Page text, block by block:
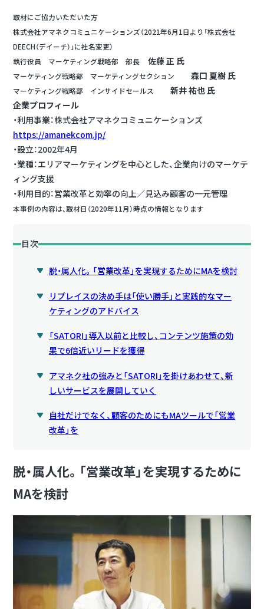
取材にご協力いただいた方
株式会社アマネクコミュニケーションズ（2021年6月1日より「株式会社
DEECH（デイーチ）」に社名変更）
執行役員 マーケティング戦略部 部長
佐藤 正 氏
マーケティング戦略部 マーケティングセクション 森口 夏樹 氏
マーケティング戦略部 インサイドセールス
新井 祐也 氏
企業プロフィール
・利用事業：株式会社アマネクコミュニケーションズ
https://amanekcom.jp/
・設立：2002年4月
・業種：エリアマーケティングを中心とした、企業向けのマーケテ
ィング支援
・利用目的：営業改革と効率の向上／見込み顧客の一元管理
本事例の内容は、取材日（2020年11月）時点の情報となります
目次
脱・属人化。「営業改革」を実現するためにMAを検討
リプレイスの決め手は「使い勝手」と実践的なマー
ケティングのアドバイス
「SATORI」導入以前と比較し、コンテンツ施策の効
果で6倍近いリードを獲得
アマネク社の強みと「SATORI」を掛けあわせて、新
しいサービスを展開していく
自社だけでなく、顧客のためにもMAツールで「営業
改革」を
脱・属人化。「営業改革」を実現するために
MAを検討